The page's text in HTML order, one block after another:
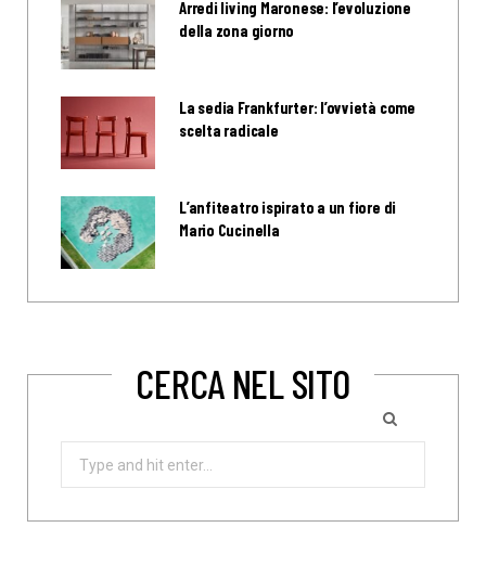
Arredi living Maronese: l’evoluzione
della zona giorno
La sedia Frankfurter: l’ovvietà come
scelta radicale
L’anfiteatro ispirato a un fiore di
Mario Cucinella
CERCA NEL SITO